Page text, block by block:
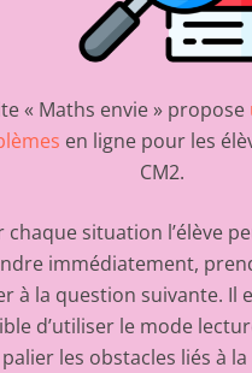
« Maths envie » propose
en ligne pour les
CM2.
chaque situation l’élève
immédiatement,
à la question suivante. Il
d’utiliser le mode
palier les obstacles liés à